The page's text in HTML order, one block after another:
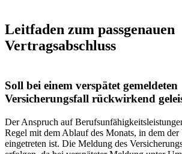
Leitfaden zum passgenauen
Vertragsabschluss
Soll bei einem verspätet gemeldeten
Versicherungsfall rückwirkend
Der Anspruch auf
Regel mit dem Ablauf des Monats, in dem der
eingetreten ist. Die Meldung des